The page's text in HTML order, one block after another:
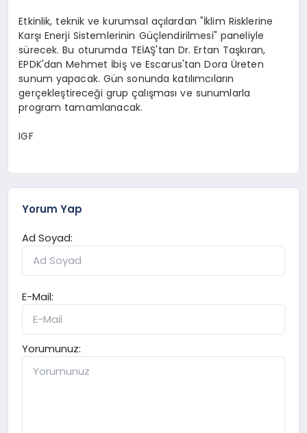
Etkinlik, teknik ve kurumsal açılardan "İklim Risklerine
Karşı Enerji Sistemlerinin Güçlendirilmesi" paneliyle
sürecek. Bu oturumda TEİAŞ'tan Dr. Ertan Taşkıran,
EPDK'dan Mehmet İbiş ve Escarus'tan Dora Üreten
sunum yapacak. Gün sonunda katılımcıların
gerçekleştireceği grup çalışması ve sunumlarla
program tamamlanacak.
IGF
Yorum Yap
Ad Soyad:
E-Mail:
Yorumunuz: